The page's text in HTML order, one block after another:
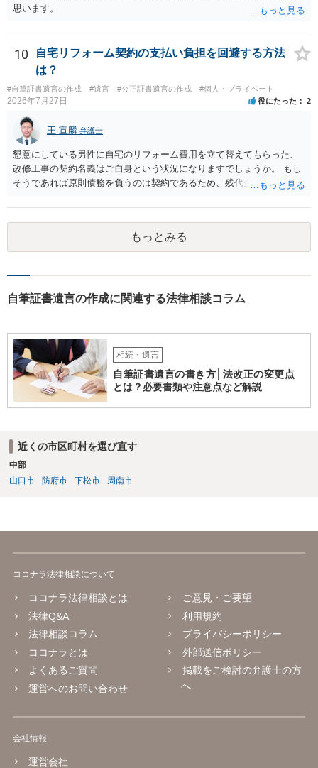
思います。
10
自宅リフォーム契約の支払い負担を回避する方法
は？
#自筆証書遺言の作成 #遺言 #公正証書遺言の作成 #個人・プライベート
2026年7月27日 役にたった 2
王 宣麟 弁護士
懇意にしている男性に自宅のリフォーム費用を立て替えてもらった、
改修工事の契約名義はご自身という状況になりますでしょうか。 もし
そうであれば原則債務を負うのは契約であるため、残代金を捻出して
ます。 入籍した場合でも、原則契約者が単独で全ての債務を負うこと
には変わりがありません。 なかなか対応に難しい案件であり、公開の
場でアドバイスを行うのも限界があるように思われますので、資料等
を持参のうえ個別に弁護士に相談されることをお勧めします。
もっとみる
自筆証書遺言の作成に関連する法律相談コラム
相続・遺言
自筆証書遺言の書き方│法改正の変更点
とは？必要書類や注意点など解説
近くの市区町村を選び直す
中部
山口市
防府市 下松市 周南市
ココナラ法律相談について
ココナラ法律相談とは
法律Q&A
法律相談コラム
ココナラとは
よくあるご質問
運営へのお問い合わせ
ご意見・ご要望
利用規約
プライバシーポリシー
外部送信ポリシー
掲載をご検討の弁護士の方
へ
会社情報
運営会社